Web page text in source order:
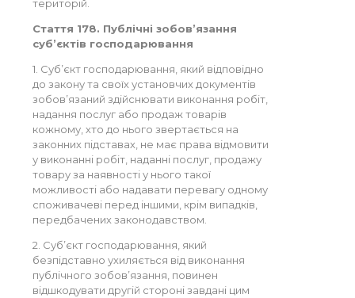
територій.
Стаття 178. Публічні зобов’язання
суб’єктів господарювання
1. Суб’єкт господарювання, який відповідно
до закону та своїх установчих документів
зобов’язаний здійснювати виконання робіт,
надання послуг або продаж товарів
кожному, хто до нього звертається на
законних підставах, не має права відмовити
у виконанні робіт, наданні послуг, продажу
товару за наявності у нього такої
можливості або надавати перевагу одному
споживачеві перед іншими, крім випадків,
передбачених законодавством.
2. Суб’єкт господарювання, який
безпідставно ухиляється від виконання
публічного зобов’язання, повинен
відшкодувати другій стороні завдані цим